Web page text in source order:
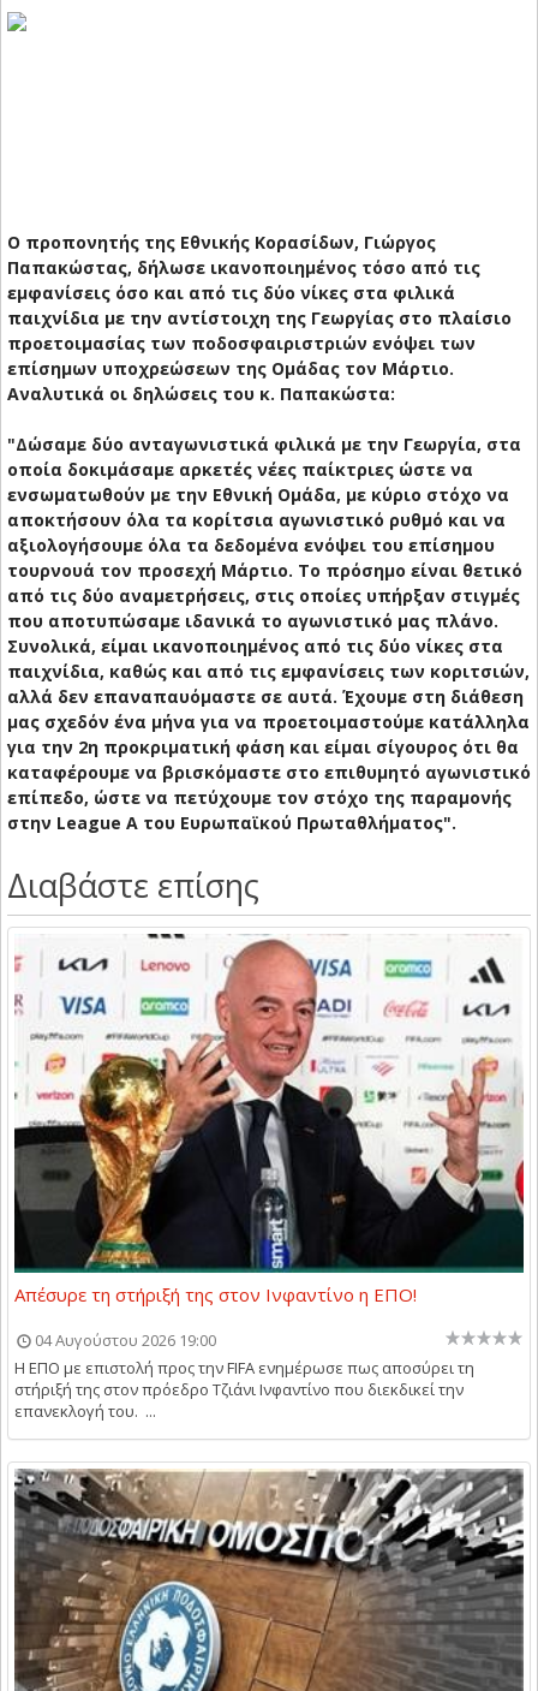
Ο προπονητής της Εθνικής Κορασίδων, Γιώργος
Παπακώστας, δήλωσε ικανοποιημένος τόσο από τις
εμφανίσεις όσο και από τις δύο νίκες στα φιλικά
παιχνίδια με την αντίστοιχη της Γεωργίας στο πλαίσιο
προετοιμασίας των ποδοσφαιριστριών ενόψει των
επίσημων υποχρεώσεων της Ομάδας τον Μάρτιο.
Αναλυτικά οι δηλώσεις του κ. Παπακώστα:
"Δώσαμε δύο ανταγωνιστικά φιλικά με την Γεωργία, στα
οποία δοκιμάσαμε αρκετές νέες παίκτριες ώστε να
ενσωματωθούν με την Εθνική Ομάδα, με κύριο στόχο να
αποκτήσουν όλα τα κορίτσια αγωνιστικό ρυθμό και να
αξιολογήσουμε όλα τα δεδομένα ενόψει του επίσημου
τουρνουά τον προσεχή Μάρτιο. Το πρόσημο είναι θετικό
από τις δύο αναμετρήσεις, στις οποίες υπήρξαν στιγμές
που αποτυπώσαμε ιδανικά το αγωνιστικό μας πλάνο.
Συνολικά, είμαι ικανοποιημένος από τις δύο νίκες στα
παιχνίδια, καθώς και από τις εμφανίσεις των κοριτσιών,
αλλά δεν επαναπαυόμαστε σε αυτά. Έχουμε στη διάθεση
μας σχεδόν ένα μήνα για να προετοιμαστούμε κατάλληλα
για την 2η προκριματική φάση και είμαι σίγουρος ότι θα
καταφέρουμε να βρισκόμαστε στο επιθυμητό αγωνιστικό
επίπεδο, ώστε να πετύχουμε τον στόχο της παραμονής
στην League A του Ευρωπαϊκού Πρωταθλήματος".
Διαβάστε επίσης
Απέσυρε τη στήριξή της στον Ινφαντίνο η ΕΠΟ!
04 Αυγούστου 2026 19:00
Η ΕΠΟ με επιστολή προς την FIFA ενημέρωσε πως αποσύρει τη
στήριξή της στον πρόεδρο Τζιάνι Ινφαντίνο που διεκδικεί την
επανεκλογή του. ...